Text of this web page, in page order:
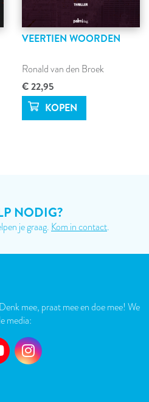
VEERTIEN WOORDEN
Ronald van den Broek
€ 22,95
NODIG?
je graag. Kom in contact.
mee, praat mee en doe mee! We
media: